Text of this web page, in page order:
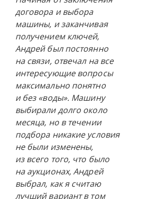
договора и выбора
машины, и заканчивая
получением ключей,
Андрей был постоянно
на связи, отвечал на все
интересующие вопросы
максимально понятно
и без «воды». Машину
выбирали долго около
месяца, но в течении
подбора никакие условия
не были изменены,
из всего того, что было
на аукционах, Андрей
выбрал, как я считаю
лучший вариант в том